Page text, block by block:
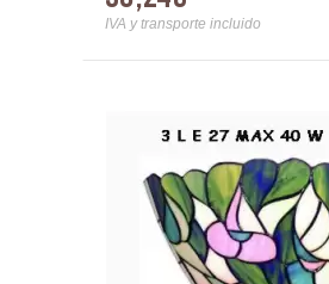
IVA y transporte incluido